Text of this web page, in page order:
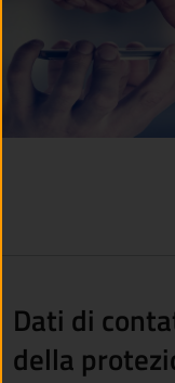
Dati di
della